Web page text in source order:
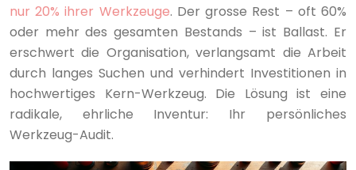
nur 20% ihrer Werkzeuge. Der grosse Rest – oft 60%
oder mehr des gesamten Bestands – ist Ballast. Er
erschwert die Organisation, verlangsamt die Arbeit
durch langes Suchen und verhindert Investitionen in
hochwertiges Kern-Werkzeug. Die Lösung ist eine
radikale, ehrliche Inventur: Ihr persönliches
Werkzeug-Audit.